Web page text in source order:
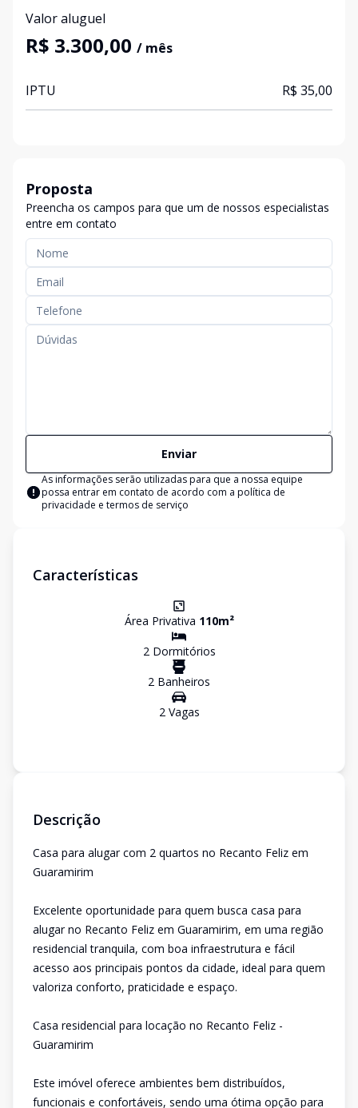
Valor aluguel
R$ 3.300,00 / mês
IPTU R$ 35,00
Proposta
Preencha os campos para que um de nossos especialistas
entre em contato
Enviar
As informações serão utilizadas para que a nossa equipe
possa entrar em contato de acordo com a política de
privacidade e termos de serviço
Características
Área Privativa 110m²
2Dormitórios
2 Banheiros
2Vagas
Descrição
Casa para alugar com 2 quartos no Recanto Feliz em
Guaramirim
Excelente oportunidade para quem busca casa para
alugar no Recanto Feliz em Guaramirim, em uma região
residencial tranquila, com boa infraestrutura e fácil
acesso aos principais pontos da cidade, ideal para quem
valoriza conforto, praticidade e espaço.
Casa residencial para locação no Recanto Feliz -
Guaramirim
Este imóvel oferece ambientes bem distribuídos,
funcionais e confortáveis, sendo uma ótima opção para